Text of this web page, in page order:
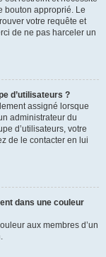
bouton approprié. Le
votre requête et
de ne pas harceler un
d’utilisateurs ?
assigné lorsque
administrateur du
d’utilisateurs, votre
de le contacter en lui
dans une couleur
aux membres d’un